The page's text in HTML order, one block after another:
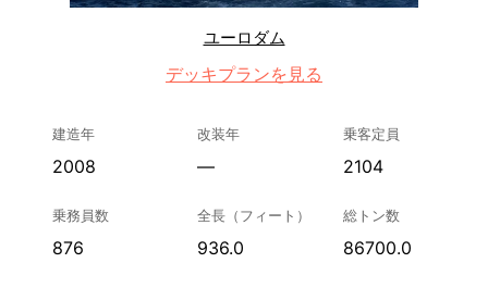
ユーロダム
デッキプランを見る
建造年
2008
改装年
—
乗客定員
2104
乗務員数
876
全長（フィート）
936.0
総トン数
86700.0